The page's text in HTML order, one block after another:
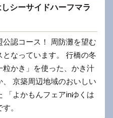
シーサイドハーフマラ
公認コース！ 周防灘を望む
となっています。 行橋の冬
粒かき」を使った、かき汁
、 京築周辺地域のおいしい
「よかもんフェアinゆくは
。